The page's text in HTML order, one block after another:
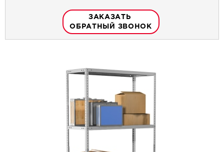
ЗАКАЗАТЬ
ОБРАТНЫЙ ЗВОНОК